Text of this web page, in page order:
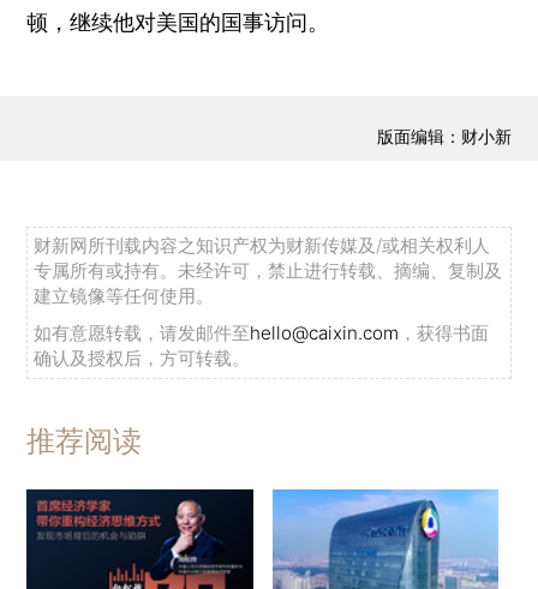
顿，继续他对美国的国事访问。
版面编辑：财小新
财新网所刊载内容之知识产权为财新传媒及/或相关权利人
专属所有或持有。未经许可，禁止进行转载、摘编、复制及
建立镜像等任何使用。
如有意愿转载，请发邮件至hello@caixin.com ，获得书面
确认及授权后，方可转载。
推荐阅读